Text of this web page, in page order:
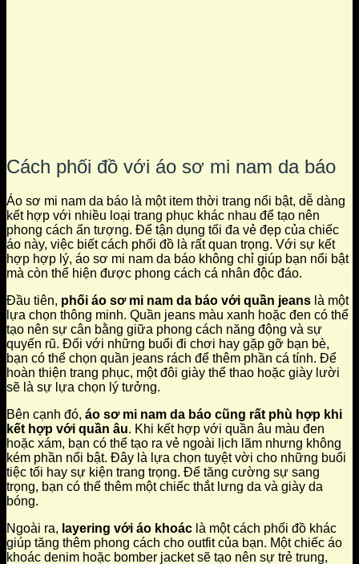
Cách phối đồ với áo sơ mi nam da báo
Áo sơ mi nam da báo là một item thời trang nổi bật, dễ dàng
kết hợp với nhiều loại trang phục khác nhau để tạo nên
phong cách ấn tượng. Để tận dụng tối đa vẻ đẹp của chiếc
áo này, việc biết cách phối đồ là rất quan trọng. Với sự kết
hợp hợp lý, áo sơ mi nam da báo không chỉ giúp bạn nổi bật
mà còn thể hiện được phong cách cá nhân độc đáo.
Đầu tiên, phối áo sơ mi nam da báo với quần jeans là một
lựa chọn thông minh. Quần jeans màu xanh hoặc đen có thể
tạo nên sự cân bằng giữa phong cách năng động và sự
quyến rũ. Đối với những buổi đi chơi hay gặp gỡ bạn bè,
bạn có thể chọn quần jeans rách để thêm phần cá tính. Để
hoàn thiện trang phục, một đôi giày thể thao hoặc giày lười
sẽ là sự lựa chọn lý tưởng.
Bên cạnh đó, áo sơ mi nam da báo cũng rất phù hợp khi
kết hợp với quần âu. Khi kết hợp với quần âu màu đen
hoặc xám, bạn có thể tạo ra vẻ ngoài lịch lãm nhưng không
kém phần nổi bật. Đây là lựa chọn tuyệt vời cho những buổi
tiệc tối hay sự kiện trang trọng. Để tăng cường sự sang
trọng, bạn có thể thêm một chiếc thắt lưng da và giày da
bóng.
Ngoài ra, layering với áo khoác là một cách phối đồ khác
giúp tăng thêm phong cách cho outfit của bạn. Một chiếc áo
khoác denim hoặc bomber jacket sẽ tạo nên sự trẻ trung,